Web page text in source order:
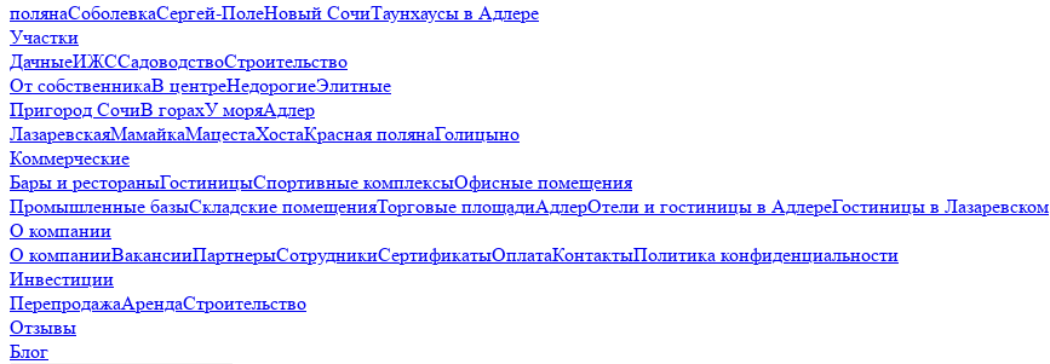
полянаСоболевкаСергей-ПолеНовый СочиТаунхаусы в Адлере
Участки
ДачныеИЖССадоводствоСтроительство
От собственникаВ центреНедорогиеЭлитные
Пригород СочиВ горахУ моряАдлер
ЛазаревскаяМамайкаМацестаХостаКрасная полянаГолицыно
Коммерческие
Бары и рестораныГостиницыСпортивные комплексыОфисные помещения
Промышленные базыСкладские помещенияТорговые площадиАдлерОтели и гостиницы в АдлереГостиницы в Лазаревском
О компании
О компанииВакансииПартнерыСотрудникиСертификатыОплатаКонтактыПолитика конфиденциальности
Инвестиции
ПерепродажаАрендаСтроительство
Отзывы
Блог